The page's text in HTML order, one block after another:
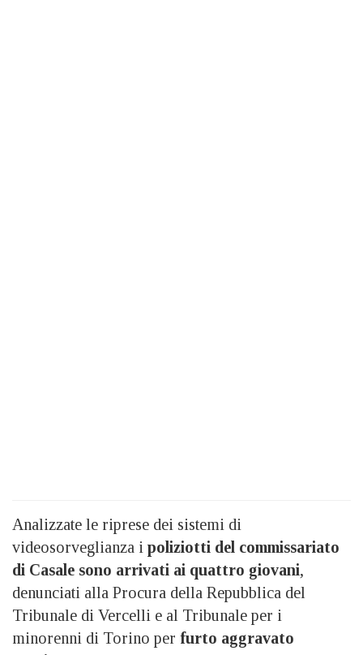
Analizzate le riprese dei sistemi di
videosorveglianza i poliziotti del commissariato
di Casale sono arrivati ai quattro giovani,
denunciati alla Procura della Repubblica del
Tribunale di Vercelli e al Tribunale per i
minorenni di Torino per furto aggravato